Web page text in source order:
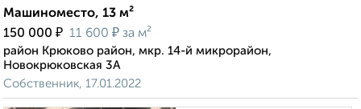
Машиноместо, 13 м²
150 000 ₽ 11 600 ₽ за м²
район Крюково район, мкр. 14-й микрорайон,
Новокрюковская 3А
Собственник, 17.01.2022